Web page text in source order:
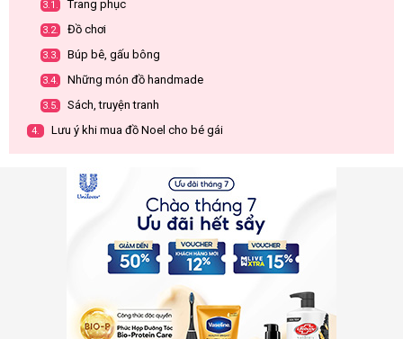
3.1. Trang phục
3.2. Đồ chơi
3.3. Búp bê, gấu bông
3.4. Những món đồ handmade
3.5. Sách, truyện tranh
4. Lưu ý khi mua đồ Noel cho bé gái